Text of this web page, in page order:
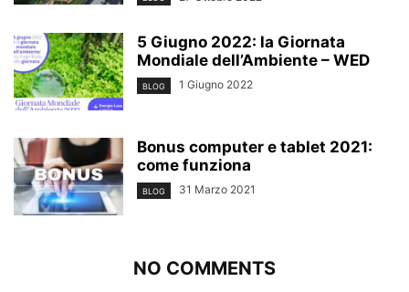
5 Giugno 2022: la Giornata
Mondiale dell’Ambiente – WED
BLOG 1 Giugno 2022
Bonus computer e tablet 2021:
come funziona
BLOG 31 Marzo 2021
NO COMMENTS